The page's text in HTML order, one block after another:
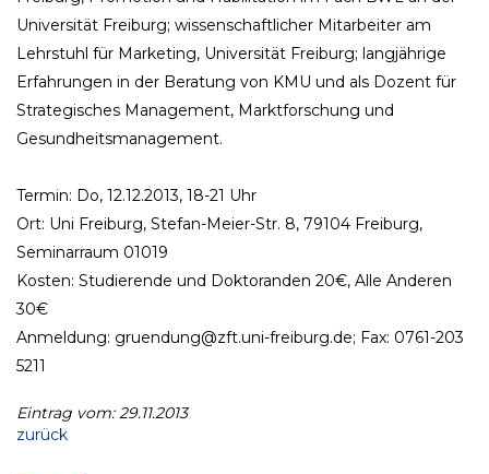
Universität Freiburg; wissenschaftlicher Mitarbeiter am
Lehrstuhl für Marketing, Universität Freiburg; langjährige
Erfahrungen in der Beratung von KMU und als Dozent für
Strategisches Management, Marktforschung und
Gesundheitsmanagement.
Termin: Do, 12.12.2013, 18-21 Uhr
Ort: Uni Freiburg, Stefan-Meier-Str. 8, 79104 Freiburg,
Seminarraum 01019
Kosten: Studierende und Doktoranden 20€, Alle Anderen
30€
Anmeldung: gruendung@zft.uni-freiburg.de; Fax: 0761-203
5211
Eintrag vom: 29.11.2013
zurück